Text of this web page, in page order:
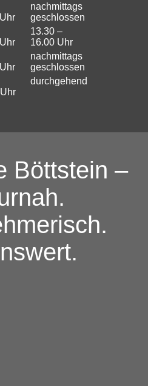
nachmittags
geschlossen
13.30 –
16.00 Uhr
nachmittags
geschlossen
durchgehend
Böttstein –